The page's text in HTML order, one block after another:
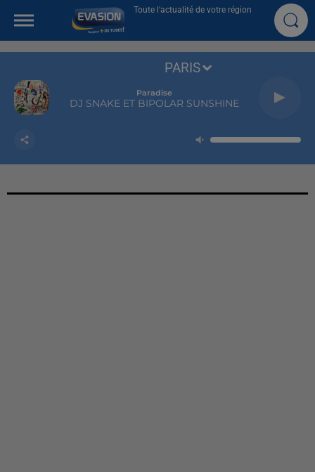
Toute l'actualité de votre région
Paradise
DJ SNAKE ET BIPOLAR SUNSHINE
PARIS